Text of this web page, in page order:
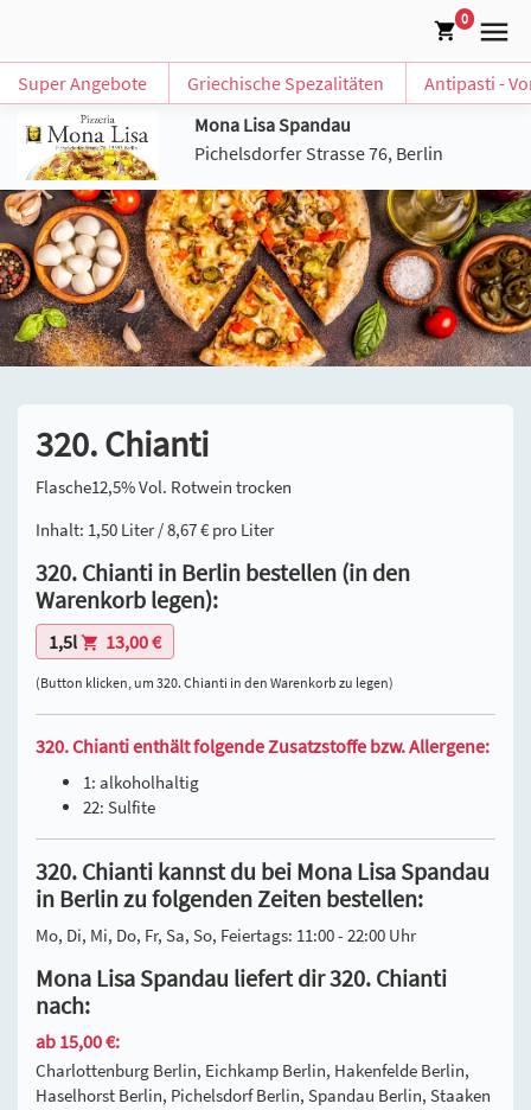
0
Super Angebote Griechische Spezalitäten
Antipasti -
Mona Lisa Spandau
Pichelsdorfer Strasse 76, Berlin
320. Chianti
Flasche12,5% Vol. Rotwein trocken
Inhalt: 1,50 Liter / 8,67 € pro Liter
320. Chianti in Berlin bestellen (in den
Warenkorb legen):
1,5l 13,00 €
(Button klicken, um 320. Chianti in den Warenkorb zu legen)
320. Chianti enthält folgende Zusatzstoffe bzw. Allergene:
1: alkoholhaltig
22: Sulfite
320. Chianti kannst du bei Mona Lisa Spandau
in Berlin zu folgenden Zeiten bestellen:
Mo, Di, Mi, Do, Fr, Sa, So, Feiertags: 11:00 - 22:00 Uhr
Mona Lisa Spandau liefert dir 320. Chianti
nach:
ab 15,00 €:
Charlottenburg Berlin, Eichkamp Berlin, Hakenfelde Berlin,
Haselhorst Berlin, Pichelsdorf Berlin, Spandau Berlin, Staaken